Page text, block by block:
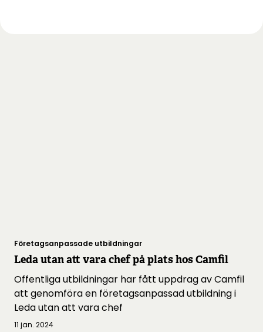
Företagsanpassade utbildningar
Leda utan att vara chef på plats hos Camfil
Offentliga utbildningar har fått uppdrag av Camfil
att genomföra en företagsanpassad utbildning i
Leda utan att vara chef
11 jan. 2024